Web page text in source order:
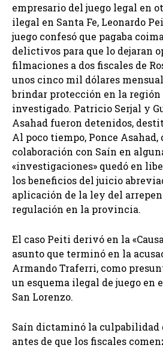
empresario del juego legal en
ilegal en Santa Fe, Leonardo
juego confesó que pagaba
delictivos para que lo dejaran
filmaciones a dos fiscales de
unos cinco mil dólares
brindar protección en la región
investigado. Patricio Serjal y
Asahad fueron detenidos,
Al poco tiempo, Ponce Asahad,
colaboración con Saín en
«investigaciones» quedó en
los beneficios del juicio
aplicación de la ley del
regulación en la provincia.
El caso Peiti derivó en la
asunto que terminó en la
Armando Traferri, como
un esquema ilegal de juego en
San Lorenzo.
Saín dictaminó la culpabilidad
antes de que los fiscales